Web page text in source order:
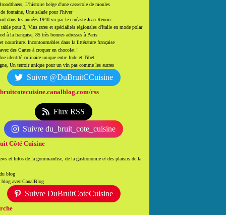
L'histoire belge d'une casserole de moules
fontaine, Une salade pour l'hiver
dans les années 1940 vu par le cinéaste Jean Renoir
pour 3, Vins rares et spécialités régionales d'Italie en mode polar
à la française, 85 très bonnes adresses à Paris
nourriture. Incontournables dans la littérature française
des Cartes à croquer en chocolat !
identité culinaire unique entre Inde et Tibet
Un terroir unique pour un vin pas comme les autres
Suivre @DuBruitCCuisine
rss
Flux RSS
Suivre du_bruit_cote_cuisine
Côté Cuisine
et Infos de la gourmandise, de la gastronomie et des plaisirs de la
blog
blog avec CanalBlog
Suivre DuBruitCoteCuisine